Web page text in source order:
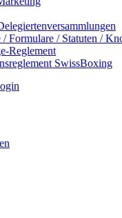
/ Formulare / Statuten /
Reglement
SwissBoxing